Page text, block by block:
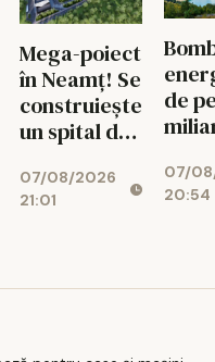
Mega-poiect
în Neamț! Se
construiește
un spital de
miliarde de
lei, cu 469
07/08/2026
21:01
de
07/
20:54